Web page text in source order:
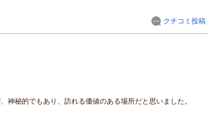
クチコミ投稿
秘的でもあり、訪れる価値のある場所だと思いました。